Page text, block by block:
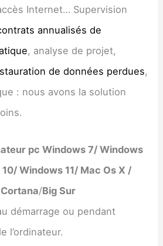
Internet… Supervision
annualisés de
, analyse de projet,
de données perdues,
: nous avons la solution
pc Windows 7/ Windows
Windows 11/ Mac Os X /
Cortana/Big Sur
démarrage ou pendant
l’ordinateur.